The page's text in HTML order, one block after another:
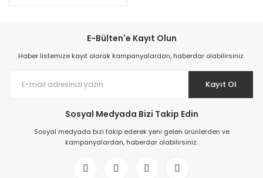
E-Bülten'e Kayıt Olun
Haber listemize kayıt olarak kampanyalardan, haberdar olabilirsiniz.
Kayıt Ol
Sosyal Medyada Bizi Takip Edin
Sosyal medyada bizi takip ederek yeni gelen ürünlerden ve
kampanyalardan, haberdar olabilirsiniz.